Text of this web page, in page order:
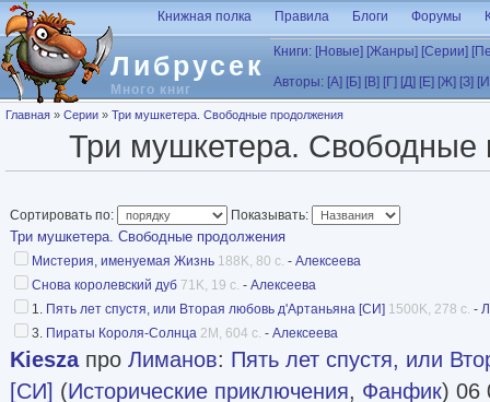
Перейти к основному содержанию
Либрусек
Много книг
Книжная полка Правила Блоги Форумы
Книги: [Новые] [Жанры] [Серии]
Авторы: [А] [Б] [В] [Г] [Д] [Е] [Ж] [З]
Вы здесь
Главная » Серии » Три мушкетера. Свободные продолжения
Три мушкетера. Свободные
Сортировать по: Показывать:
Три мушкетера. Свободные продолжения
Мистерия, именуемая Жизнь 188K, 80 с. - Алексеева
Снова королевский дуб 71K, 19 с. - Алексеева
1. Пять лет спустя, или Вторая любовь д'Артаньяна [СИ] 1500K, 278 с. -
3. Пираты Короля-Солнца 2M, 604 с. - Алексеева
Kieszaпро Лиманов: Пять лет спустя, или
[СИ] (Исторические приключения, Фанфик) 06